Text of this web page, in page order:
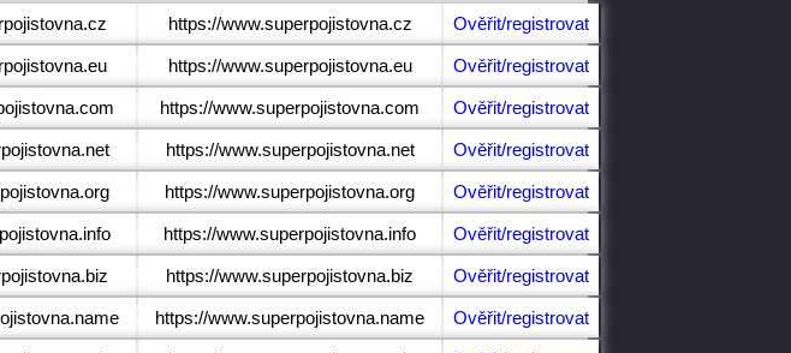
https://www.superpojistovna.cz Ověřit/registrovat
https://www.superpojistovna.eu Ověřit/registrovat
https://www.superpojistovna.com Ověřit/registrovat
https://www.superpojistovna.net Ověřit/registrovat
https://www.superpojistovna.org Ověřit/registrovat
https://www.superpojistovna.info Ověřit/registrovat
https://www.superpojistovna.biz Ověřit/registrovat
https://www.superpojistovna.name Ověřit/registrovat